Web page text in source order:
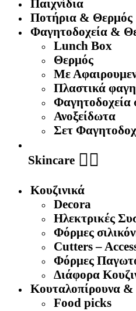
Παιχνίδια
Ποτήρια & Θερμός
Φαγητοδοχεία &
Lunch Box
Θερμός
Με
Πλαστικά
Φαγητοδοχεία
Ανοξείδωτα
Σετ
Skincare 🧖‍♀️
Κουζινικά
Decora
Ηλεκτρικές
Φόρμες
Cutters –
Φόρμες
Διάφορα
Κουταλοπίρουνα
Food picks